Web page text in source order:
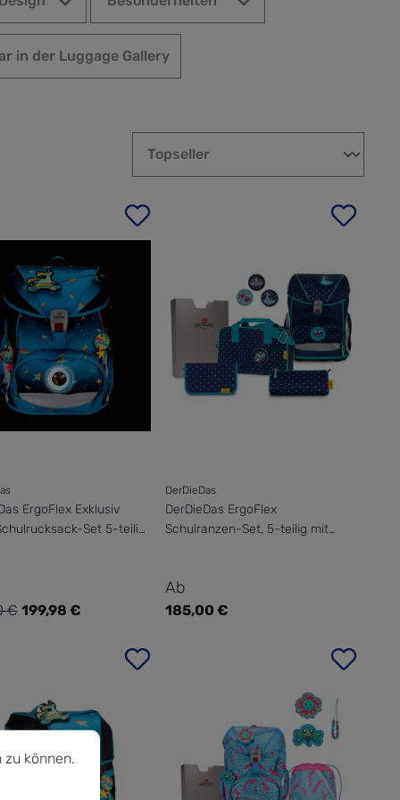
in der Luggage Gallery
in der Luggage Gallery
ErgoFlex Exklusiv
Set 5-teilig
199,98 €
Preis:
€
DerDieDas
DerDieDas ErgoFlex
Schulranzen-Set, 5-teilig mit
Regulärer Preis:
Ab
185,00 €
Mehr Informationen ...
können.